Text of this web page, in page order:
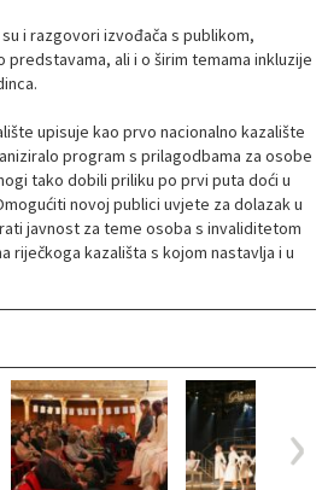
i razgovori izvođača s publikom,
predstavama, ali i o širim temama inkluzije
upisuje kao prvo nacionalno kazalište
program s prilagodbama za osobe
tako dobili priliku po prvi puta doći u
novoj publici uvjete za dolazak u
javnost za teme osoba s invaliditetom
riječkoga kazališta s kojom nastavlja i u